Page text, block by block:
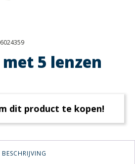
5 lenzen
dit product te kopen!
BESCHRIJVING